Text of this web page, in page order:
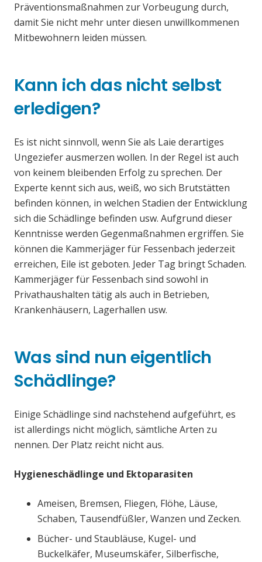
Präventionsmaßnahmen zur Vorbeugung durch,
damit Sie nicht mehr unter diesen unwillkommenen
Mitbewohnern leiden müssen.
Kann ich das nicht selbst
erledigen?
Es ist nicht sinnvoll, wenn Sie als Laie derartiges
Ungeziefer ausmerzen wollen. In der Regel ist auch
von keinem bleibenden Erfolg zu sprechen. Der
Experte kennt sich aus, weiß, wo sich Brutstätten
befinden können, in welchen Stadien der Entwicklung
sich die Schädlinge befinden usw. Aufgrund dieser
Kenntnisse werden Gegenmaßnahmen ergriffen. Sie
können die Kammerjäger für Fessenbach jederzeit
erreichen, Eile ist geboten. Jeder Tag bringt Schaden.
Kammerjäger für Fessenbach sind sowohl in
Privathaushalten tätig als auch in Betrieben,
Krankenhäusern, Lagerhallen usw.
Was sind nun eigentlich
Schädlinge?
Einige Schädlinge sind nachstehend aufgeführt, es
ist allerdings nicht möglich, sämtliche Arten zu
nennen. Der Platz reicht nicht aus.
Hygieneschädlinge und Ektoparasiten
Ameisen, Bremsen, Fliegen, Flöhe, Läuse,
Schaben, Tausendfüßler, Wanzen und Zecken.
Bücher- und Staubläuse, Kugel- und
Buckelkäfer, Museumskäfer, Silberfische,